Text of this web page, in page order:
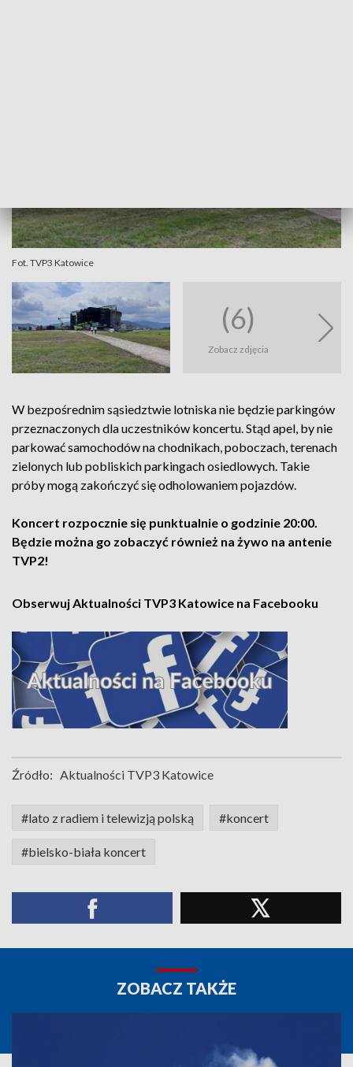
Fot. TVP3 Katowice
(6)
Zobacz zdjęcia
W bezpośrednim sąsiedztwie lotniska nie będzie parkingów
przeznaczonych dla uczestników koncertu. Stąd apel, by nie
parkować samochodów na chodnikach, poboczach, terenach
zielonych lub pobliskich parkingach osiedlowych. Takie
próby mogą zakończyć się odholowaniem pojazdów.
Koncert rozpocznie się punktualnie o godzinie 20:00.
Będzie można go zobaczyć również na żywo na antenie
TVP2!
Obserwuj Aktualności TVP3 Katowice na Facebooku
Źródło: Aktualności TVP3 Katowice
#lato z radiem i telewizją polską #koncert
#bielsko-biała koncert
ZOBACZ TAKŻE